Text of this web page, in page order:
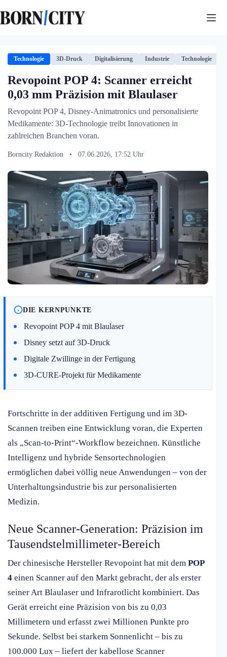
Inhalt
springen
Technologie 3D-Druck Digitalisierung Industrie Technologie
Revopoint POP 4: Scanner erreicht
0,03 mm Präzision mit Blaulaser
Revopoint POP 4, Disney-Animatronics und personalisierte
Medikamente: 3D-Technologie treibt Innovationen in
zahlreichen Branchen voran.
Borncity Redaktion • 07.06.2026, 17:52 Uhr
DIE KERNPUNKTE
Revopoint POP 4 mit Blaulaser
Disney setzt auf 3D-Druck
Digitale Zwillinge in der Fertigung
3D-CURE-Projekt für Medikamente
Fortschritte in der additiven Fertigung und im 3D-
Scannen treiben eine Entwicklung voran, die Experten
als „Scan-to-Print“-Workflow bezeichnen. Künstliche
Intelligenz und hybride Sensortechnologien
ermöglichen dabei völlig neue Anwendungen – von der
Unterhaltungsindustrie bis zur personalisierten
Medizin.
Neue Scanner-Generation: Präzision im
Tausendstelmillimeter-Bereich
Der chinesische Hersteller Revopoint hat mit dem POP
4 einen Scanner auf den Markt gebracht, der als erster
seiner Art Blaulaser und Infrarotlicht kombiniert. Das
Gerät erreicht eine Präzision von bis zu 0,03
Millimetern und erfasst zwei Millionen Punkte pro
Sekunde. Selbst bei starkem Sonnenlicht – bis zu
100.000 Lux – liefert der kabellose Scanner